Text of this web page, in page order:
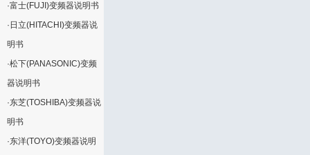
·富士(FUJI)变频器说明书
· 日立(HITACHI)变频器说
明书
·松下(PANASONIC)变频
器说明书
·东芝(TOSHIBA)变频器说
明书
·东洋(TOYO)变频器说明